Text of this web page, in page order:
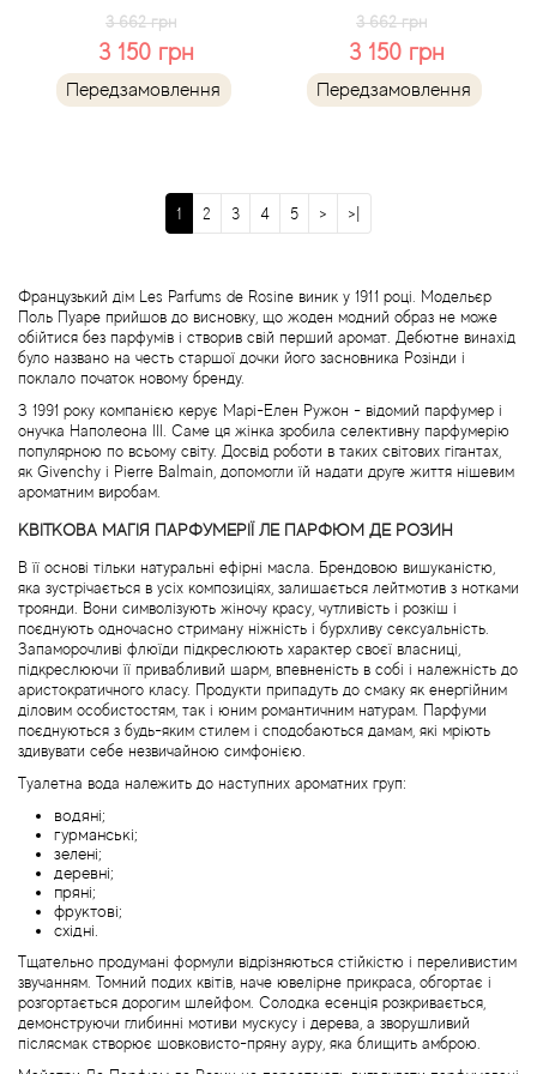
3 662 грн
3 150 грн
Передзамовлення
3 662 грн
3 150 грн
Передзамовлення
1 2 3 4 5 > >|
Французький дім Les Parfums de Rosine виник у 1911 році. Модельєр
Поль Пуаре прийшов до висновку, що жоден модний образ не може
обійтися без парфумів і створив свій перший аромат. Дебютне винахід
було названо на честь старшої дочки його засновника Розінди і
поклало початок новому бренду.
З 1991 року компанією керує Марі-Елен Ружон - відомий парфумер і
онучка Наполеона ІІІ. Саме ця жінка зробила селективну парфумерію
популярною по всьому світу. Досвід роботи в таких світових гігантах,
як Givenchy і Pierre Balmain, допомогли їй надати друге життя нішевим
ароматним виробам.
КВІТКОВА МАГІЯ ПАРФУМЕРІЇ ЛЕ ПАРФЮМ ДЕ РОЗИН
В її основі тільки натуральні ефірні масла. Брендовою вишуканістю,
яка зустрічається в усіх композиціях, залишається лейтмотив з нотками
троянди. Вони символізують жіночу красу, чутливість і розкіш і
поєднують одночасно стриману ніжність і бурхливу сексуальність.
Запаморочливі флюїди підкреслюють характер своєї власниці,
підкреслюючи її привабливий шарм, впевненість в собі і належність до
аристократичного класу. Продукти припадуть до смаку як енергійним
діловим особистостям, так і юним романтичним натурам. Парфуми
поєднуються з будь-яким стилем і сподобаються дамам, які мріють
здивувати себе незвичайною симфонією.
Туалетна вода належить до наступних ароматних груп:
водяні;
гурманські;
зелені;
деревні;
пряні;
фруктові;
східні.
Тщательно продумані формули відрізняються стійкістю і переливистим
звучанням. Томний подих квітів, наче ювелірне прикраса, обгортає і
розгортається дорогим шлейфом. Солодка есенція розкривається,
демонструючи глибинні мотиви мускусу і дерева, а зворушливий
післясмак створює шовковисто-пряну ауру, яка блищить амброю.
Blumarine
Bois 1920
Bon Parfumeur
Bond No.9
Bottega Profumiera
Boucheron
Brecourt
Brioni
Britney Spears
Brooks Brothers
Bruno Banani
Brut
Burberry